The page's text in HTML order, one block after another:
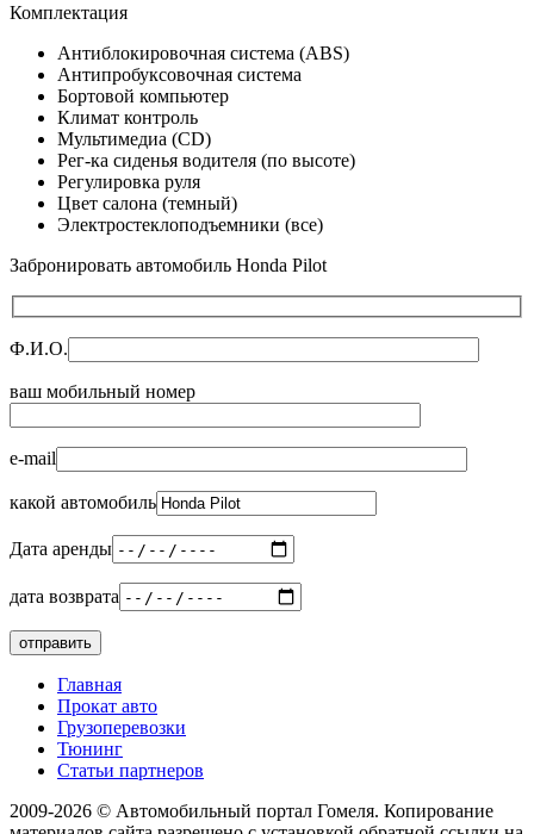
Комплектация
Антиблокировочная система (ABS)
Антипробуксовочная система
Бортовой компьютер
Климат контроль
Мультимедиа (CD)
Рег-ка сиденья водителя (по высоте)
Регулировка руля
Цвет салона (темный)
Электростеклоподъемники (все)
Забронировать автомобиль Honda Pilot
Ф.И.О.
ваш мобильный номер
e-mail
какой автомобиль
Дата аренды
дата возврата
Главная
Прокат авто
Грузоперевозки
Тюнинг
Статьи партнеров
2009-2026 © Автомобильный портал Гомеля. Копирование